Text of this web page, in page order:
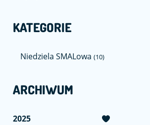
KATEGORIE
Niedziela SMALowa (10)
ARCHIWUM
2025